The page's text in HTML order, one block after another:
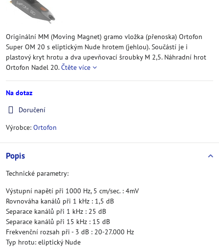
Originální MM (Moving Magnet) gramo vložka (přenoska) Ortofon
Super OM 20 s eliptickým Nude hrotem (jehlou). Součástí je i
plastový kryt hrotu a dva upevňovací šroubky M 2,5. Náhradní hrot
Ortofon Nadel 20.Čtěte více
Na dotaz
Doručení
Výrobce: Ortofon
Popis
Technické parametry:
Výstupní napětí při 1000 Hz, 5 cm/sec. : 4mV
Rovnováha kanálů při 1 kHz : 1,5 dB
Separace kanálů při 1 kHz : 25 dB
Separace kanálů při 15 kHz : 15 dB
Frekvenční rozsah při - 3 dB : 20-27.000 Hz
Typ hrotu: eliptický Nude